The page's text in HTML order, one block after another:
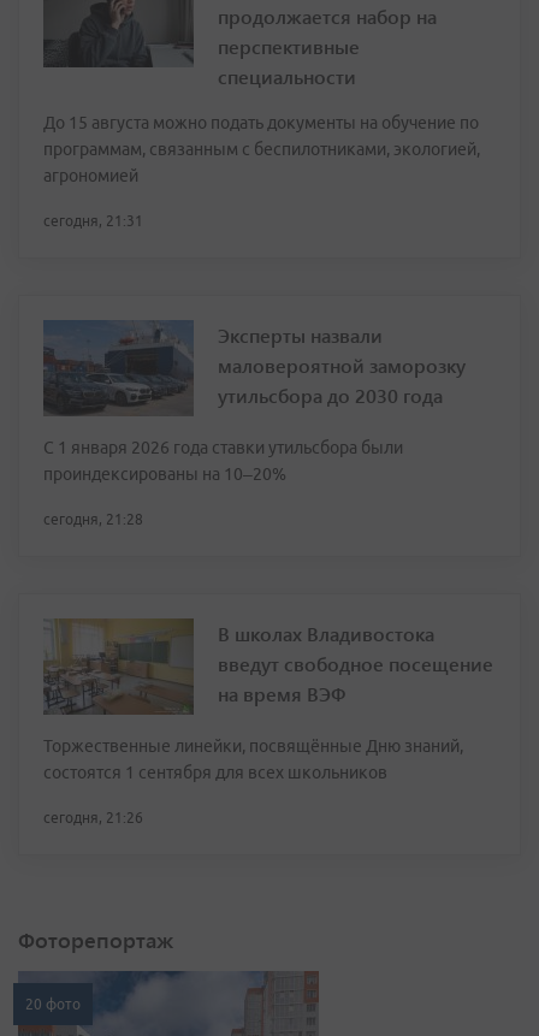
продолжается набор на
перспективные
специальности
До 15 августа можно подать документы на обучение по
программам, связанным с беспилотниками, экологией,
агрономией
сегодня, 21:31
Эксперты назвали
маловероятной заморозку
утильсбора до 2030 года
С 1 января 2026 года ставки утильсбора были
проиндексированы на 10–20%
сегодня, 21:28
В школах Владивостока
введут свободное посещение
на время ВЭФ
Торжественные линейки, посвящённые Дню знаний,
состоятся 1 сентября для всех школьников
сегодня, 21:26
Фоторепортаж
20 фото